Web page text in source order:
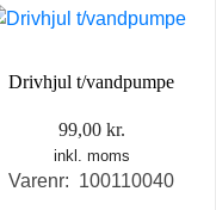
Drivhjul t/vandpumpe
99,00 kr.
inkl. moms
Varenr: 100110040